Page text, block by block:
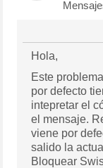
Hola,
Este
por defecto
intepretar el
el mensaje.
viene por
salido la
Bloquear